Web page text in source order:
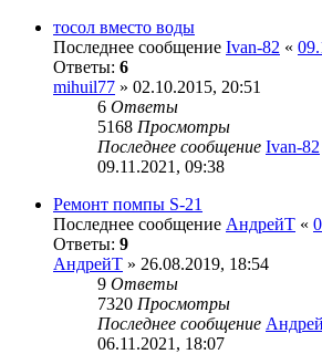
тосол вместо воды
Последнее сообщение Ivan-82 «
Ответы: 6
mihuil77 » 02.10.2015, 20:51
6 Ответы
5168 Просмотры
Последнее сообщение Ivan-82
09.11.2021, 09:38
Ремонт помпы S-21
Последнее сообщение АндрейТ «
Ответы: 9
АндрейТ » 26.08.2019, 18:54
9 Ответы
7320 Просмотры
Последнее сообщение
06.11.2021, 18:07